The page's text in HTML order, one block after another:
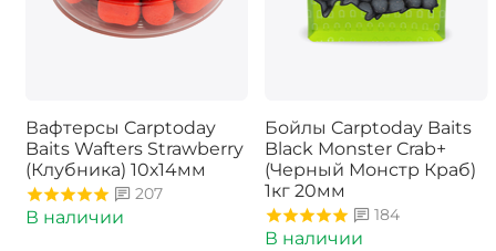
Вафтерсы Carptoday
Baits Wafters Strawberry
(Клубника) 10х14мм
207
В наличии
Бойлы Carptoday Baits
Black Monster Crab+
(Черный Монстр Краб)
1кг 20мм
184
В наличии